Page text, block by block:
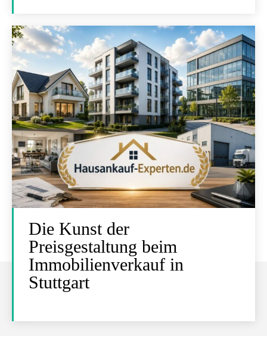
Die Kunst der
Preisgestaltung beim
Immobilienverkauf in
Stuttgart